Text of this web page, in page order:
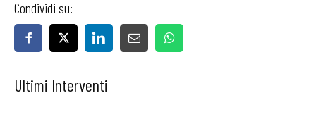
Condividi su:
Ultimi Interventi